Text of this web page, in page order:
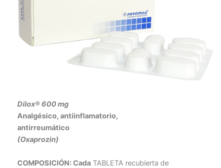
Dilox® 600 mg
Analgésico, antiinflamatorio,
antirreumático
(Oxaprozin)
COMPOSICIÓN: Cada TABLETA recubierta de